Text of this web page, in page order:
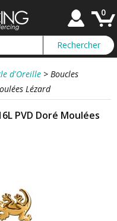
0
d'Oreille > Boucles
Lézard
PVD Doré Moulées